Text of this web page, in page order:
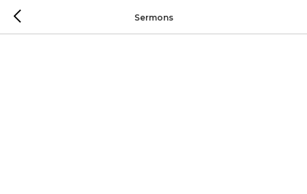
Sermons